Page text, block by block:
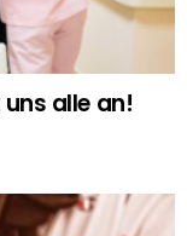
alle an!